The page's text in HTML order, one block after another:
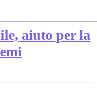
aiuto per la